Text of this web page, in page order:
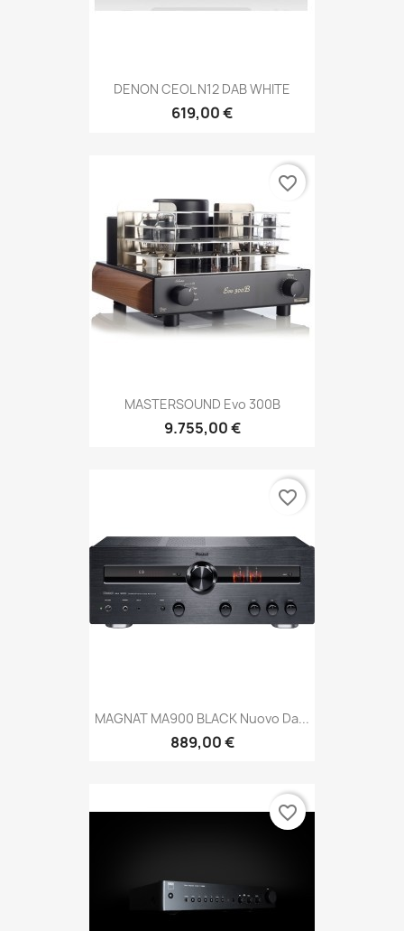
DENON CEOL N12 DAB WHITE
619,00 €
MASTERSOUND Evo 300B
9.755,00 €
favorite_border
MAGNAT MA900 BLACK Nuovo Da...
889,00 €
favorite_border
favorite_border